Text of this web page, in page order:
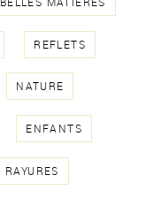
REFLETS
NATURE
ENFANTS
RAYURES